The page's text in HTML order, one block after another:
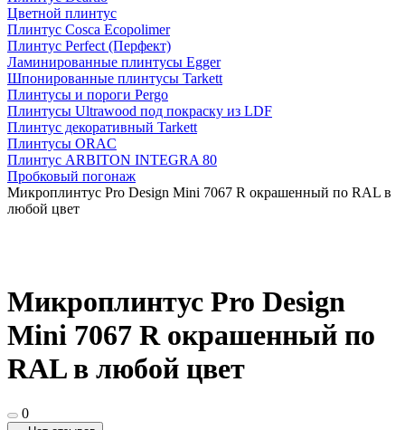
Цветной плинтус
Плинтус Cosca Ecopolimer
Плинтус Perfect (Перфект)
Ламинированные плинтусы Egger
Шпонированные плинтусы Tarkett
Плинтусы и пороги Pergo
Плинтусы Ultrawood под покраску из LDF
Плинтус декоративный Tarkett
Плинтусы ORAC
Плинтус ARBITON INTEGRA 80
Пробковый погонаж
Микроплинтус Pro Design Mini 7067 R окрашенный по RAL в
любой цвет
Микроплинтус Pro Design
Mini 7067 R окрашенный по
RAL в любой цвет
0